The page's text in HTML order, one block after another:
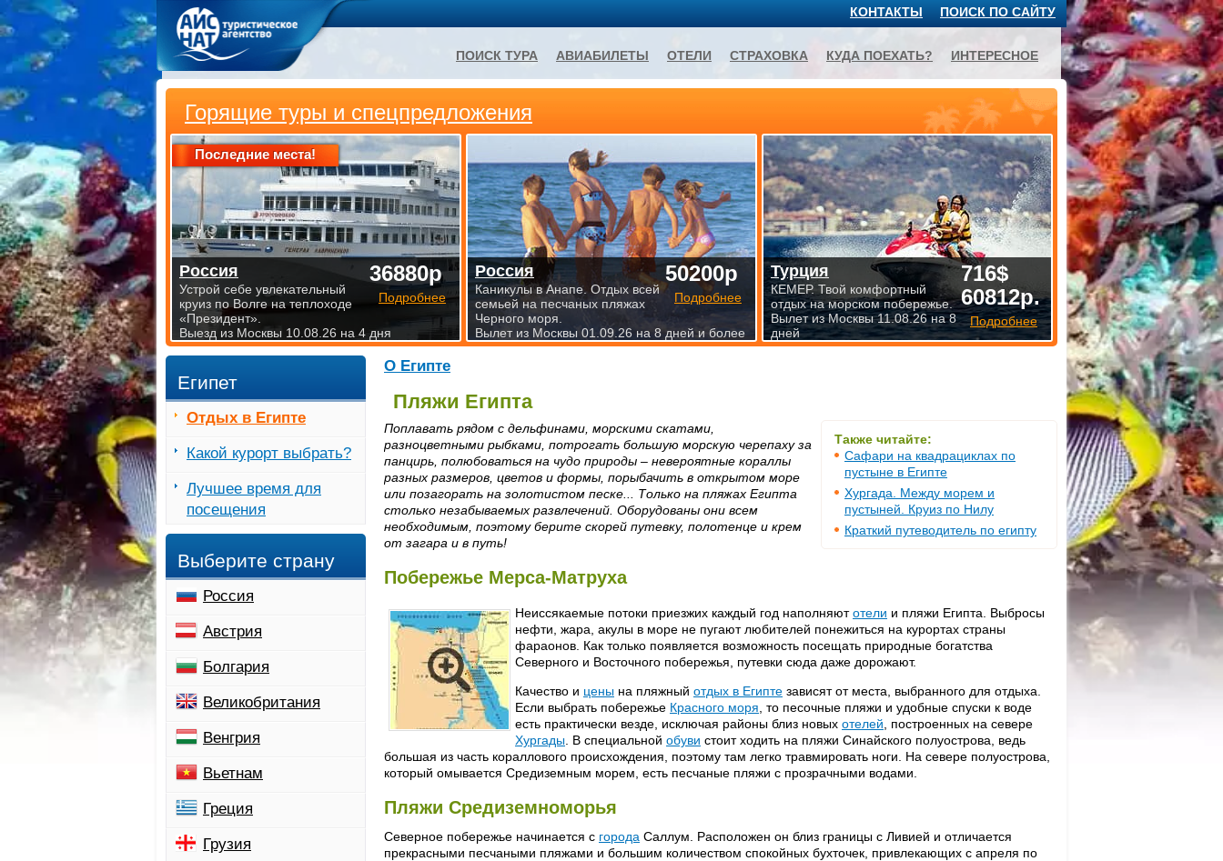
О Египте
Пляжи Египта
Также читайте:
Сафари на квадрациклах по
пустыне в Египте
Хургада. Между морем и
пустыней. Круиз по Нилу
Краткий путеводитель по египту
Поплавать рядом с дельфинами, морскими скатами,
разноцветными рыбками, потрогать большую морскую черепаху за
панцирь, полюбоваться на чудо природы – невероятные кораллы
разных размеров, цветов и формы, порыбачить в открытом море
или позагорать на золотистом песке... Только на пляжах Египта
столько незабываемых развлечений. Оборудованы они всем
необходимым, поэтому берите скорей путевку, полотенце и крем
от загара и в путь!
Побережье Мерса-Матруха
Неиссякаемые потоки приезжих каждый год наполняютотели и пляжи Египта. Выбросы
нефти, жара, акулы в море не пугают любителей понежиться на курортах страны
фараонов. Как только появляется возможность посещать природные богатства
Северного и Восточного побережья, путевки сюда даже дорожают.
Качество и цены на пляжный отдых в Египте зависят от места, выбранного для отдыха.
Если выбрать побережье Красного моря , то песочные пляжи и удобные спуски к воде
есть практически везде, исключая районы близ новых отелей , построенных на севере
Хургады . В специальной обуви стоит ходить на пляжи Синайского полуострова, ведь
большая из часть кораллового происхождения, поэтому там легко травмировать ноги. На севере полуострова,
который омывается Средиземным морем, есть песчаные пляжи с прозрачными водами.
Пляжи Средиземноморья
Северное побережье начинается с города Саллум. Расположен он близ границы с Ливией и отличается
прекрасными песчаными пляжами и большим количеством спокойных бухточек, привлекающих с апреля по
Египет
Отдых в Египте
Какой курорт выбрать?
Лучшее время для
посещения
Выберите страну
Россия
Австрия
Болгария
Великобритания
Венгрия
Вьетнам
Греция
Грузия
Горящие туры и спецпредложения
Последние места!
36880р
Подробнее
Россия
Устрой себе увлекательный
круиз по Волге на теплоходе
«Президент».
Выезд из Москвы 10.08.26 на 4 дня
50200р
Подробнее
Россия
Каникулы в Анапе. Отдых всей
семьей на песчаных пляжах
Черного моря.
Вылет из Москвы 01.09.26 на 8 дней и более
716$
60812р.
Подробнее
Турция
КЕМЕР. Твой комфортный
отдых на морском побережье.
Вылет из Москвы 11.08.26 на 8
дней
ПОИСК ПО САЙТУ
КОНТАКТЫ
ПОИСК ТУРА АВИАБИЛЕТЫ ОТЕЛИ СТРАХОВКА КУДА ПОЕХАТЬ? ИНТЕРЕСНОЕ